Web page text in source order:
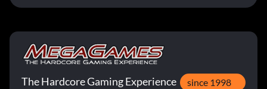
The Hardcore Gaming Experience since 1998